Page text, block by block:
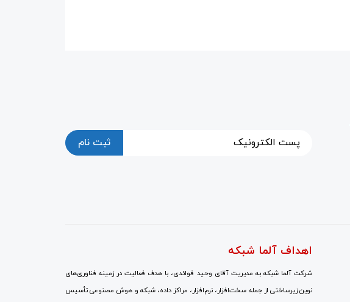
ثبت نام
اهداف آلما شبکه
شرکت آلما شبکه به مدیریت آقای وحید فوائدی، با هدف فعالیت در زمینه فناوری‌های
نوین زیرساختی از جمله سخت‌افزار، نرم‌افزار، مراکز داده، شبکه و هوش مصنوعی تأسیس